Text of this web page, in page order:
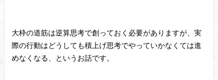
大枠の道筋は逆算思考で創っておく必要がありますが、実
際の行動はどうしても積上げ思考でやっていかなくては進
めなくなる、というお話です。